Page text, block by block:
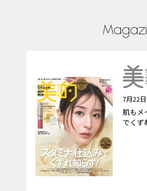
7月22
肌もメ
でくず